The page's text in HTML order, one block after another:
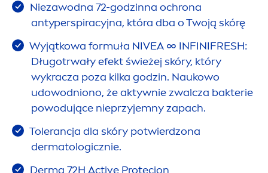
Niezawodna 72-godzinna ochrona
antyperspiracyjna, która dba o Twoją skórę
Wyjątkowa formuła NIVEA ∞ INFINIFRESH:
Długotrwały efekt świeżej skóry, który
wykracza poza kilka godzin. Naukowo
udowodniono, że aktywnie zwalcza bakterie
powodujące nieprzyjemny zapach.
Tolerancja dla skóry potwierdzona
dermatologicznie.
Derma 72H Active Protecion